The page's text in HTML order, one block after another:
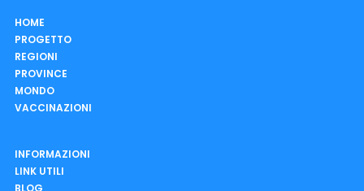
HOME
PROGETTO
REGIONI
PROVINCE
MONDO
VACCINAZIONI
INFORMAZIONI
LINK UTILI